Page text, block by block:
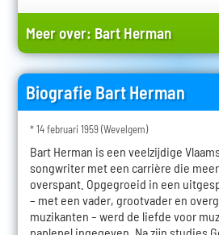
Meer over: Bart Herman
Biografie Bart Herman
* 14 februari 1959 (Wevelgem)
Bart Herman is een veelzijdige
songwriter met een carrière die
overspant. Opgegroeid in een
– met een vader, grootvader en
muzikanten – werd de liefde voor